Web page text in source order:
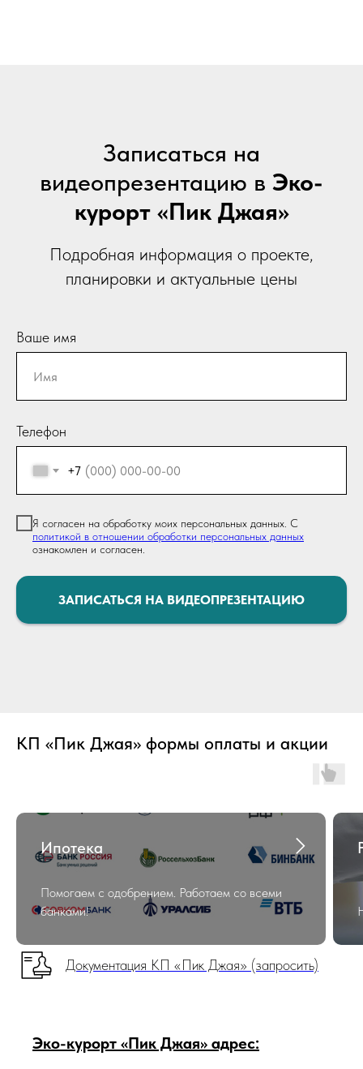
Записаться на
видеопрезентацию в Эко-
курорт «Пик Джая»
Подробная информация о проекте,
планировки и актуальные цены
Ваше имя
Телефон
+7
Я согласен на обработку моих персональных данных. С
политикой в отношении обработки персональных данных
ознакомлен и согласен.
ЗАПИСАТЬСЯ НА ВИДЕОПРЕЗЕНТАЦИЮ
КП «Пик Джая» формы оплаты и акции
Ипотека
Помогаем с одобрением. Работаем со всеми
банками!
Документация КП «Пик Джая» (запросить)
Эко-курорт «Пик Джая» адрес: